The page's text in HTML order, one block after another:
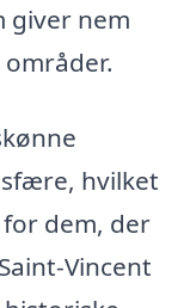
giver nem
hvilket
dem, der
Vincent